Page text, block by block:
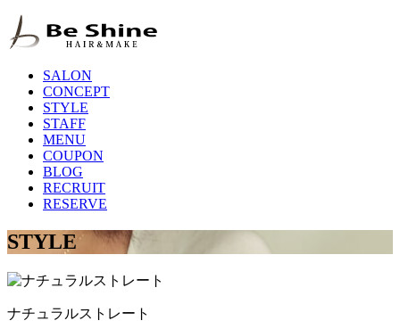
SALON
CONCEPT
STYLE
STAFF
MENU
COUPON
BLOG
RECRUIT
RESERVE
STYLE
ナチュラルストレート